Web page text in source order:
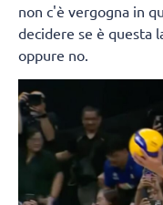
non c'è vergogna in
decidere se è questa
oppure no.